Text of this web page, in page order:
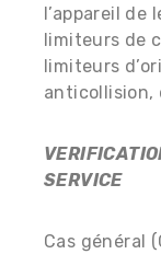
l’appareil
limiteurs de
limiteurs
anticollision,
SERVICE
Cas général